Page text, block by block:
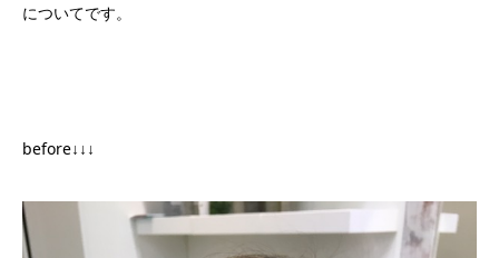
についてです。
before↓↓↓